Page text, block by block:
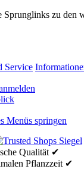
Sprunglinks zu den
Service
Menüs springen
Qualität ✔
Pflanzzeit ✔